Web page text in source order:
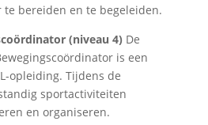
bereiden en te begeleiden.
(niveau 4) De
is een
opleiding. Tijdens de
sportactiviteiten
en organiseren.